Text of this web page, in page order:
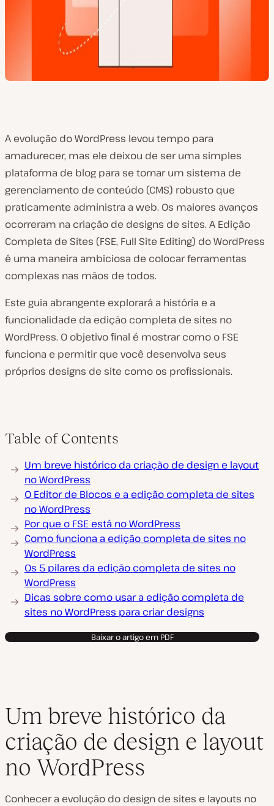
A evolução do WordPress levou tempo para
amadurecer, mas ele deixou de ser uma simples
plataforma de blog para se tornar um sistema de
gerenciamento de conteúdo (CMS) robusto que
praticamente administra a web. Os maiores avanços
ocorreram na criação de designs de sites. A Edição
Completa de Sites (FSE, Full Site Editing) do WordPress
é uma maneira ambiciosa de colocar ferramentas
complexas nas mãos de todos.
Este guia abrangente explorará a história e a
funcionalidade da edição completa de sites no
WordPress. O objetivo final é mostrar como o FSE
funciona e permitir que você desenvolva seus
próprios designs de site como os profissionais.
Table of Contents
Um breve histórico da criação de design e layout
no WordPress
O Editor de Blocos e a edição completa de sites
no WordPress
Por que o FSE está no WordPress
Como funciona a edição completa de sites no
WordPress
Os 5 pilares da edição completa de sites no
WordPress
Dicas sobre como usar a edição completa de
sites no WordPress para criar designs
Baixar o artigo em PDF
Um breve histórico da
criação de design e layout
no WordPress
Conhecer a evolução do design de sites e layouts no